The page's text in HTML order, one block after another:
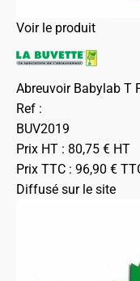
Voir le produit
Abreuvoir Babylab T
Ref :
BUV2019
Prix HT : 80,75 € HT
Prix TTC : 96,90 €
Diffusé sur le site